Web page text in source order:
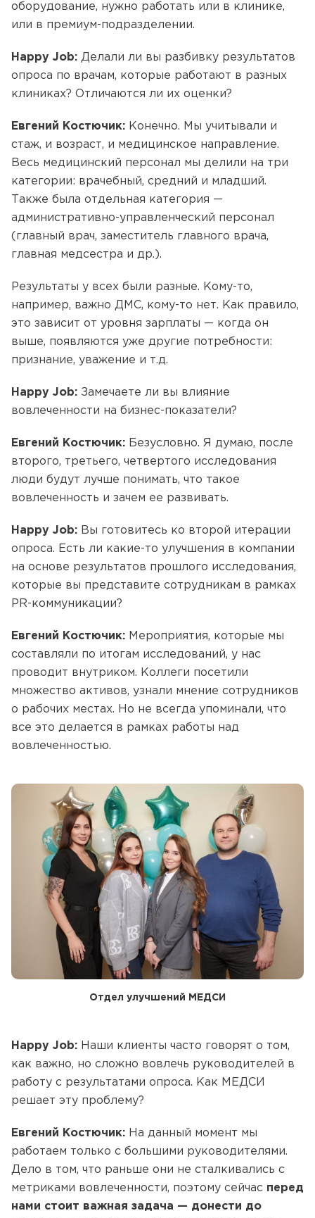
оборудование, нужно работать или в клинике,
или в премиум-подразделении.
Happy Job: Делали ли вы разбивку результатов
опроса по врачам, которые работают в разных
клиниках? Отличаются ли их оценки?
Евгений Костючик: Конечно. Мы учитывали и
стаж, и возраст, и медицинское направление.
Весь медицинский персонал мы делили на три
категории: врачебный, средний и младший.
Также была отдельная категория —
административно-управленческий персонал
(главный врач, заместитель главного врача,
главная медсестра и др.).
Результаты у всех были разные. Кому-то,
например, важно ДМС, кому-то нет. Как правило,
это зависит от уровня зарплаты — когда он
выше, появляются уже другие потребности:
признание, уважение и т.д.
Happy Job: Замечаете ли вы влияние
вовлеченности на бизнес-показатели?
Евгений Костючик: Безусловно. Я думаю, после
второго, третьего, четвертого исследования
люди будут лучше понимать, что такое
вовлеченность и зачем ее развивать.
Happy Job: Вы готовитесь ко второй итерации
опроса. Есть ли какие-то улучшения в компании
на основе результатов прошлого исследования,
которые вы представите сотрудникам в рамках
PR-коммуникации?
Евгений Костючик: Мероприятия, которые мы
составляли по итогам исследований, у нас
проводит внутриком. Коллеги посетили
множество активов, узнали мнение сотрудников
о рабочих местах. Но не всегда упоминали, что
все это делается в рамках работы над
вовлеченностью.
Отдел улучшений МЕДСИ
Happy Job: Наши клиенты часто говорят о том,
как важно, но сложно вовлечь руководителей в
работу с результатами опроса. Как МЕДСИ
решает эту проблему?
Евгений Костючик: На данный момент мы
работаем только с большими руководителями.
Дело в том, что раньше они не сталкивались с
метриками вовлеченности, поэтому сейчас перед
нами стоит важная задача — донести до